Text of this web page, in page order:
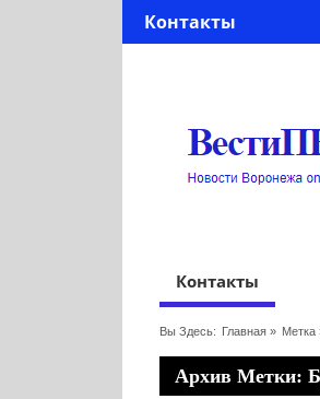
Контакты
Контакты
Вы Здесь: Главная» Метка
Архив Метки: